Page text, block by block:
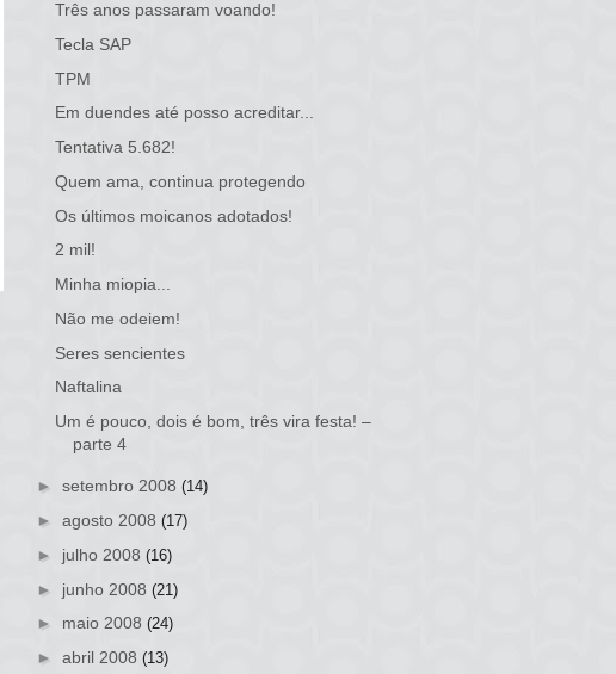
Três anos passaram voando!
Tecla SAP
TPM
Em duendes até posso acreditar...
Tentativa 5.682!
Quem ama, continua protegendo
Os últimos moicanos adotados!
2 mil!
Minha miopia...
Não me odeiem!
Seres sencientes
Naftalina
Um é pouco, dois é bom, três vira festa! –
parte 4
► setembro 2008 (14)
► agosto 2008 (17)
► julho 2008 (16)
► junho 2008 (21)
► maio 2008 (24)
► abril 2008 (13)